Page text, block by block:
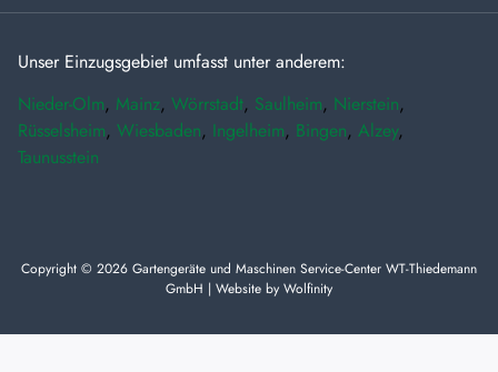
Unser Einzugsgebiet umfasst unter anderem:
Nieder-Olm, Mainz, Wörrstadt, Saulheim, Nierstein,
Rüsselsheim, Wiesbaden, Ingelheim, Bingen, Alzey,
Taunusstein
Copyright © 2026 Gartengeräte und Maschinen Service-Center WT-Thiedemann
GmbH | Website by Wolfinity